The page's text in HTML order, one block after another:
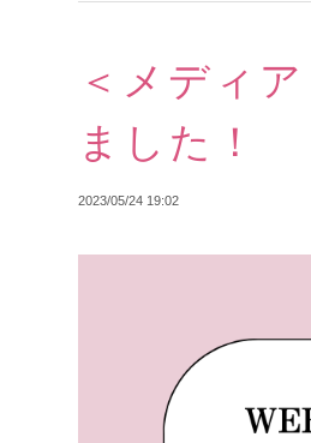
＜メディ
ました！
2023/05/24 19:02